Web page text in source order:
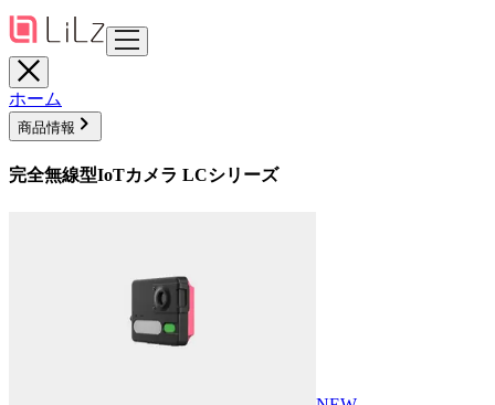
ホーム
商品情報
完全無線型IoTカメラ LCシリーズ